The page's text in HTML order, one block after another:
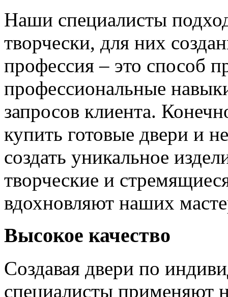
Наши специалисты
творчески, для них
профессия – это способ
профессиональные
запросов клиента.
купить готовые двери и
создать уникальное
творческие и
вдохновляют наших
Высокое качество
Создавая двери по
специалисты применяют